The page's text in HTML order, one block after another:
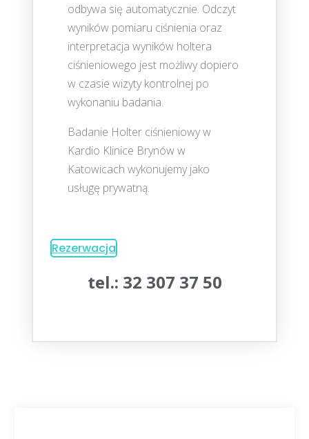
odbywa się automatycznie. Odczyt
wyników pomiaru ciśnienia oraz
interpretacja wyników holtera
ciśnieniowego jest możliwy dopiero
w czasie wizyty kontrolnej po
wykonaniu badania.
Badanie Holter ciśnieniowy w
Kardio Klinice Brynów w
Katowicach wykonujemy jako
usługę prywatną.
Rezerwacja
tel.: 32 307 37 50